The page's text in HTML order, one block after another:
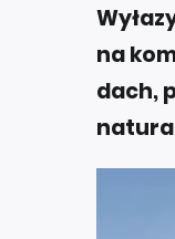
na
dach,